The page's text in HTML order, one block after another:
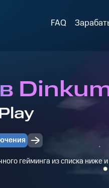
FAQ
гейминга из списка ниже и